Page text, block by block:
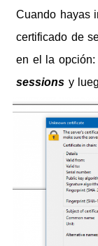
Cuando hayas
certificado de
en el la
sessions y